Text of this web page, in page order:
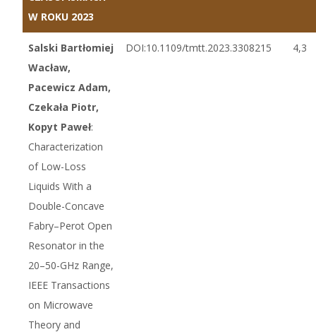
W ROKU 2023
Salski Bartłomiej
Wacław,
Pacewicz Adam,
Czekała Piotr,
Kopyt Paweł:
Characterization
of Low-Loss
Liquids With a
Double-Concave
Fabry–Perot Open
Resonator in the
20–50-GHz Range,
IEEE Transactions
on Microwave
Theory and
DOI:10.1109/tmtt.2023.3308215 4,3